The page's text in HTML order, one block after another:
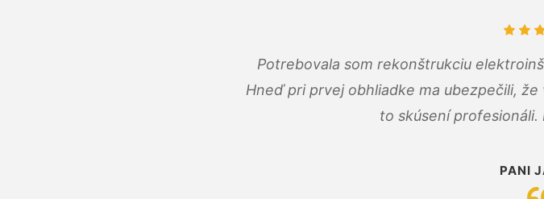
Potrebovala som rekonštrukciu
Hneď pri prvej obhliadke ma ubezpečili,
to skúsení profesionáli.
PANI